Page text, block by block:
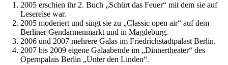
2005 erschien ihr 2. Buch „Schürt das Feuer“ mit dem sie auf
Lesereise war.
2005 moderiert und singt sie zu „Classic open air“ auf dem
Berliner Gendarmenmarkt und in Magdeburg.
2006 und 2007 mehrere Galas im Friedrichstadtpalast Berlin.
2007 bis 2009 eigene Galaabende im „Dinnertheater“ des
Opernpalais Berlin „Unter den Linden“.